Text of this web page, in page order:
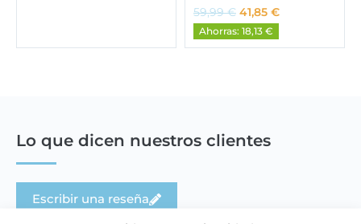
59,99€ E
l
p
o
41,85 €E
Ahorras: 18,13 €
Lo que dicen nuestros clientes
Escribir una reseña